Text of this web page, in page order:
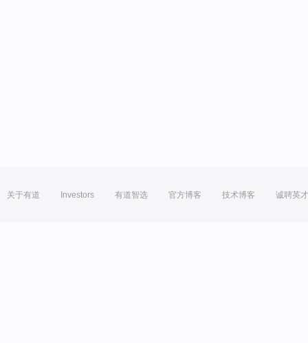
关于有道 Investors 有道智选 官方博客 技术博客 诚聘英才